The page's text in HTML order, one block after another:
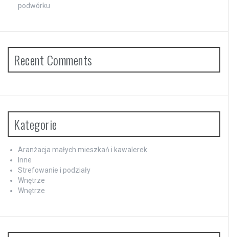
podwórku
Recent Comments
Kategorie
Aranżacja małych mieszkań i kawalerek
Inne
Strefowanie i podziały
Wnętrze
Wnętrze